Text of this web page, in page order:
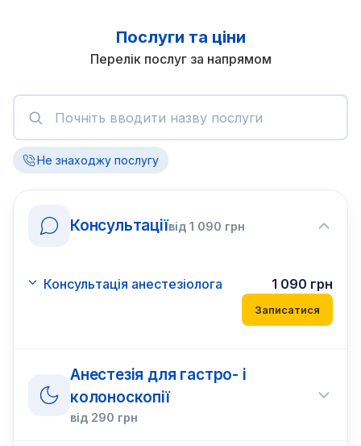
Послуги та ціни
Перелік послуг за напрямом
Не знаходжу послугу
Консультаціївід 1 090 грн
Консультація анестезіолога 1 090 грн
Записатися
Анестезія для гастро- і
колоноскопії
від 290 грн